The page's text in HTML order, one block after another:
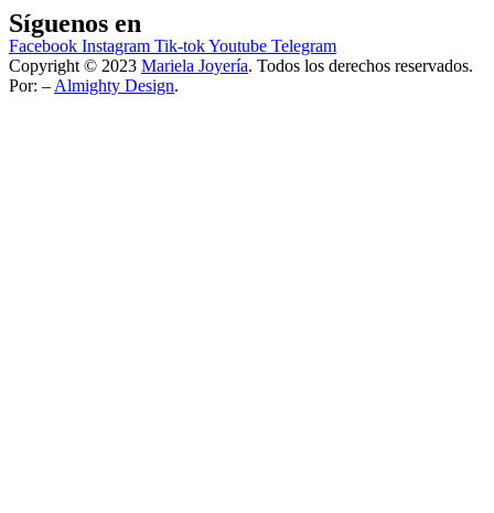
Síguenos en
Facebook Instagram Tik-tokYoutube Telegram
Copyright © 2023 Mariela Joyería. Todos los derechos reservados.
Por: – Almighty Design.